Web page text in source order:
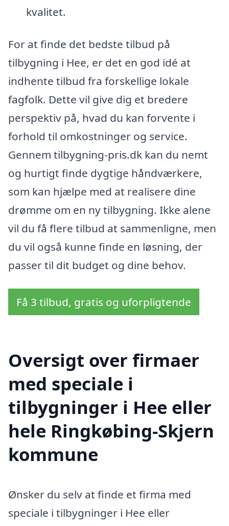
kvalitet.
For at finde det bedste tilbud på
tilbygning i Hee, er det en god idé at
indhente tilbud fra forskellige lokale
fagfolk. Dette vil give dig et bredere
perspektiv på, hvad du kan forvente i
forhold til omkostninger og service.
Gennem tilbygning-pris.dk kan du nemt
og hurtigt finde dygtige håndværkere,
som kan hjælpe med at realisere dine
drømme om en ny tilbygning. Ikke alene
vil du få flere tilbud at sammenligne, men
du vil også kunne finde en løsning, der
passer til dit budget og dine behov.
Få 3 tilbud, gratis og uforpligtende
Oversigt over firmaer
med speciale i
tilbygninger i Hee eller
hele Ringkøbing-Skjern
kommune
Ønsker du selv at finde et firma med
speciale i tilbygninger i Hee eller